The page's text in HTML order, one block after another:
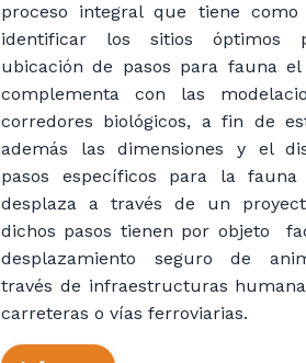
proceso integral que tiene como
identificar los sitios óptimos
ubicación de pasos para fauna
complementa con las
corredores biológicos, a fin de
además las dimensiones y el
pasos específicos para la
desplaza a través de un
dichos pasos tienen por objeto
desplazamiento seguro de
través de infraestructuras
carreteras o vías ferroviarias. ​ ​